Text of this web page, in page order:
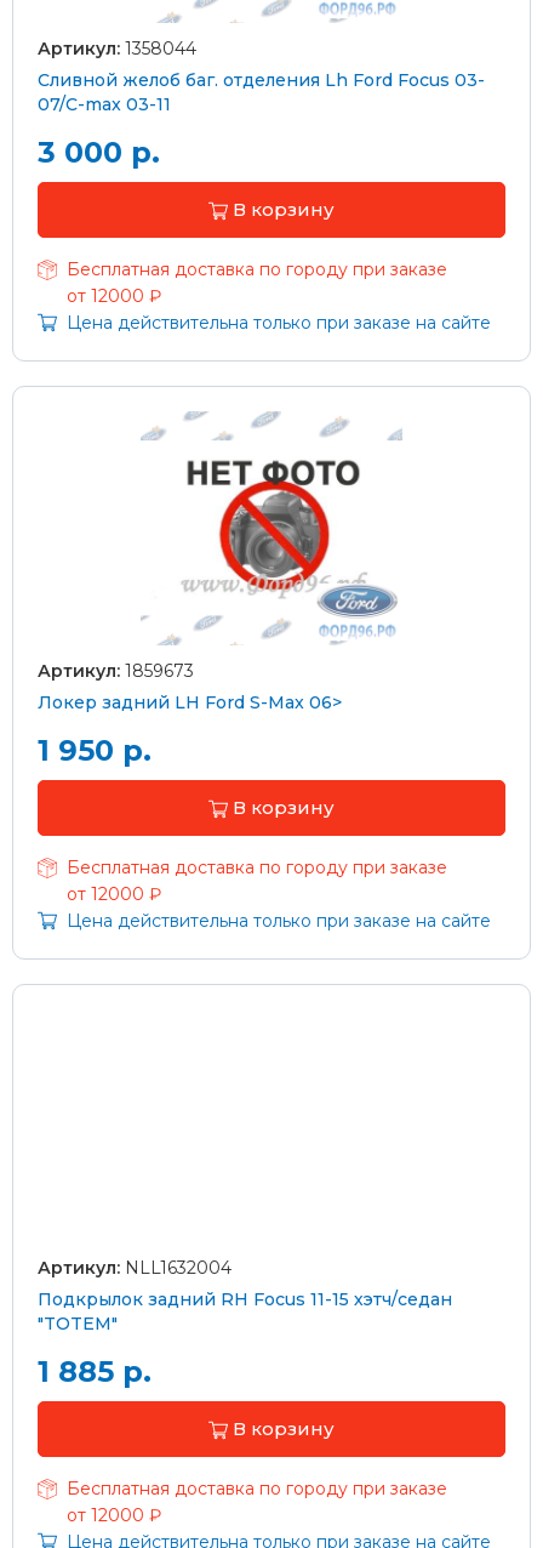
Артикул: 1358044
Сливной желоб баг. отделения Lh Ford Focus 03-
07/C-max 03-11
3 000 р.
В корзину
Бесплатная доставка по городу при заказе
от 12000 ₽
Цена действительна только при заказе на сайте
Артикул: 1859673
Локер задний LH Ford S-Max 06>
1 950 р.
В корзину
Бесплатная доставка по городу при заказе
от 12000 ₽
Цена действительна только при заказе на сайте
Артикул: NLL1632004
Подкрылок задний RH Focus 11-15 хэтч/седан
"TOTEM"
1 885 р.
В корзину
Бесплатная доставка по городу при заказе
от 12000 ₽
Цена действительна только при заказе на сайте